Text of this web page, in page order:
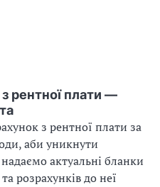
рентної плати —
з рентної плати за
аби уникнути
актуальні бланки
розрахунків до неї